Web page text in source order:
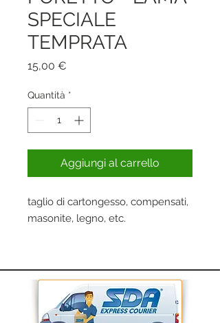
SPECIALE
TEMPRATA
15,00 €
Quantità *
Aggiungi al carrello
taglio di cartongesso, compensati,
masonite, legno, etc.